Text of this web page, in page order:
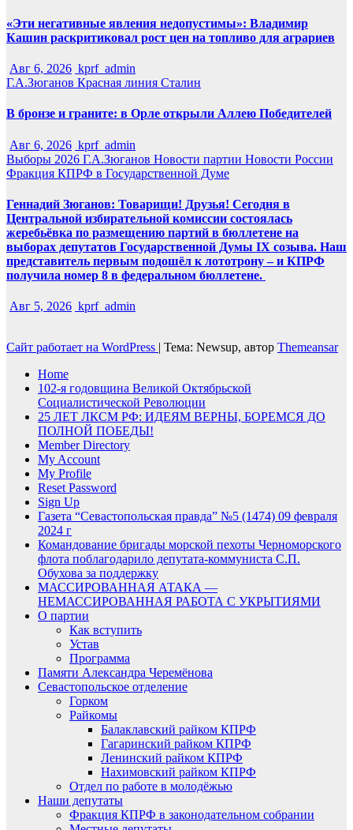
«Эти негативные явления недопустимы»: Владимир
Кашин раскритиковал рост цен на топливо для аграриев
Авг 6, 2026 kprf_admin
Г.А.Зюганов Красная линия Сталин
В бронзе и граните: в Орле открыли Аллею Победителей
Авг 6, 2026 kprf_admin
Выборы 2026 Г.А.Зюганов Новости партии Новости России
Фракция КПРФ в Государственной Думе
Геннадий Зюганов: Товарищи! Друзья! Сегодня в
Центральной избирательной комиссии состоялась
жеребьёвка по размещению партий в бюллетене на
выборах депутатов Государственной Думы IX созыва. Наш
представитель первым подошёл к лототрону – и КПРФ
получила номер 8 в федеральном бюллетене.
Авг 5, 2026 kprf_admin
Сайт работает на WordPress | Тема: Newsup, автор Themeansar
Home
102-я годовщина Великой Октябрьской
Социалистической Революции
25 ЛЕТ ЛКСМ РФ: ИДЕЯМ ВЕРНЫ, БОРЕМСЯ ДО
ПОЛНОЙ ПОБЕДЫ!
Member Directory
My Account
My Profile
Reset Password
Sign Up
Газета “Севастопольская правда” №5 (1474) 09 февраля
2024 г
Командование бригады морской пехоты Черноморского
флота поблагодарило депутата-коммуниста С.П.
Обухова за поддержку
МАССИРОВАННАЯ АТАКА —
НЕМАССИРОВАННАЯ РАБОТА С УКРЫТИЯМИ
О партии
Как вступить
Устав
Программа
Памяти Александра Черемёнова
Севастопольское отделение
Горком
Райкомы
Балаклавский райком КПРФ
Гагаринский райком КПРФ
Ленинский райком КПРФ
Нахимовский райком КПРФ
Отдел по работе в молодёжью
Наши депутаты
Фракция КПРФ в законодательном собрании